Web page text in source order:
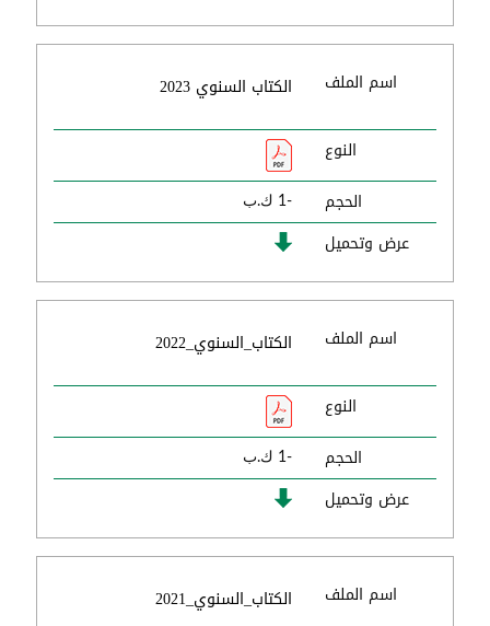
اسم الملف الكتاب السنوي 2023
النوع
الحجم
-1 ك.ب
عرض وتحميل
اسم الملف الكتاب_السنوي_2022
النوع
الحجم
-1 ك.ب
عرض وتحميل
اسم الملف الكتاب_السنوي_2021